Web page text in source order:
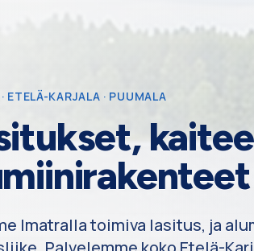
ETELÄ-KARJALA · PUUMALA
Imatralla toimiva lasitus, ja